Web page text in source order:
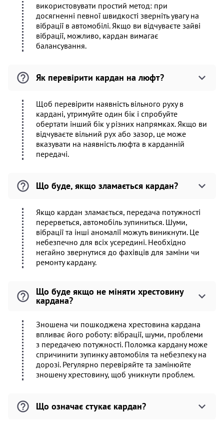
використовувати простий метод: при
досягненні певної швидкості зверніть увагу на
вібрації в автомобілі. Якщо ви відчуваєте зайві
вібрації, можливо, кардан вимагає
балансування.
Як перевірити кардан на люфт?
Щоб перевірити наявність вільного руху в
кардані, утримуйте один бік і спробуйте
обертати інший бік у різних напрямках. Якщо ви
відчуваєте вільний рух або зазор, це може
вказувати на наявність люфта в карданній
передачі.
Що буде, якщо зламається кардан?
Якщо кардан зламається, передача потужності
перерветься, автомобіль зупиниться. Шуми,
вібрації та інші аномалії можуть виникнути. Це
небезпечно для всіх усередині. Необхідно
негайно звернутися до фахівців для заміни чи
ремонту кардану.
Що буде якщо не міняти хрестовину
кардана?
Зношена чи пошкоджена хрестовина кардана
впливає його роботу: вібрації, шуми, проблеми
з передачею потужності. Поломка кардану може
спричинити зупинку автомобіля та небезпеку на
дорозі. Регулярно перевіряйте та замінюйте
зношену хрестовину, щоб уникнути проблем.
Що означає стукає кардан?